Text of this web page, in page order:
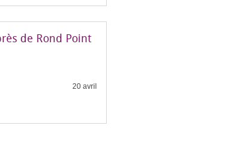
de Rond Point
20 avril